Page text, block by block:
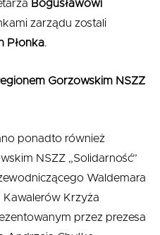
Bogusławowi
zarządu zostali
Płonka.
Gorzowskim NSZZ
ponadto również
NSZZ „Solidarność”
Waldemara
Kawalerów Krzyża
przez prezesa